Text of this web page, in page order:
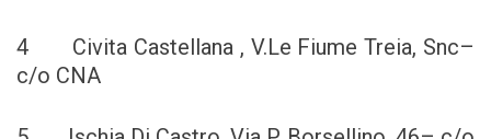
4 Civita Castellana , V.Le Fiume Treia, Snc–
c/o CNA